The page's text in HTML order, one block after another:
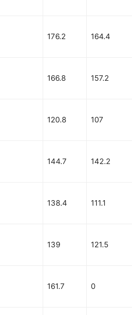
176.2 164.4
166.8 157.2
120.8 107
144.7 142.2
138.4 111.1
139 121.5
161.7 0